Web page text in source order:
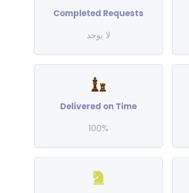
Completed Requests
لا يوجد
Delivered on Time
100%